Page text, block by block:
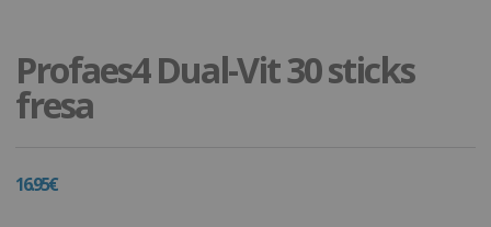
Profaes4 Dual-Vit 30 sticks
fresa
16.95€